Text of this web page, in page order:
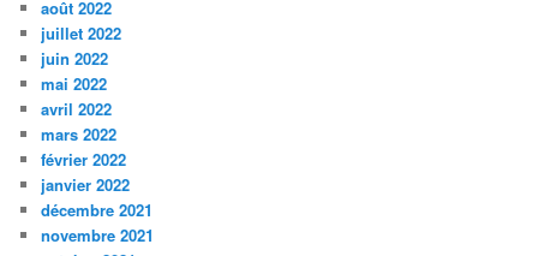
août 2022
juillet 2022
juin 2022
mai 2022
avril 2022
mars 2022
février 2022
janvier 2022
décembre 2021
novembre 2021